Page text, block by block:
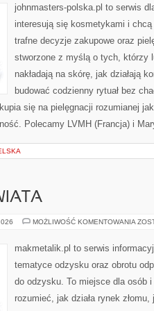
johnmasters-polska.pl to serwis
interesują się kosmetykami i chcą
trafne decyzje zakupowe oraz
stworzone z myślą o tych, którzy
nakładają na skórę, jak działają
budować codzienny rytuał bez
się na pielęgnacji rozumianej
Polecamy LVMH (Francja) i
MOŻLIWOŚĆ KOMENTOWANIA
makmetalik.pl to serwis
tematyce odzysku oraz obrotu
do odzysku. To miejsce dla osób
rozumieć, jak działa rynek